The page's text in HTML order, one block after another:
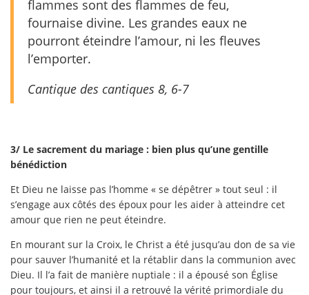
flammes sont des flammes de feu,
fournaise divine. Les grandes eaux ne
pourront éteindre l’amour, ni les fleuves
l’emporter.
Cantique des cantiques 8, 6-7
3/ Le sacrement du mariage : bien plus qu’une gentille
bénédiction
Et Dieu ne laisse pas l’homme « se dépêtrer » tout seul : il
s’engage aux côtés des époux pour les aider à atteindre cet
amour que rien ne peut éteindre.
En mourant sur la Croix, le Christ a été jusqu’au don de sa vie
pour sauver l’humanité et la rétablir dans la communion avec
Dieu. Il l’a fait de manière nuptiale : il a épousé son Église
pour toujours, et ainsi il a retrouvé la vérité primordiale du